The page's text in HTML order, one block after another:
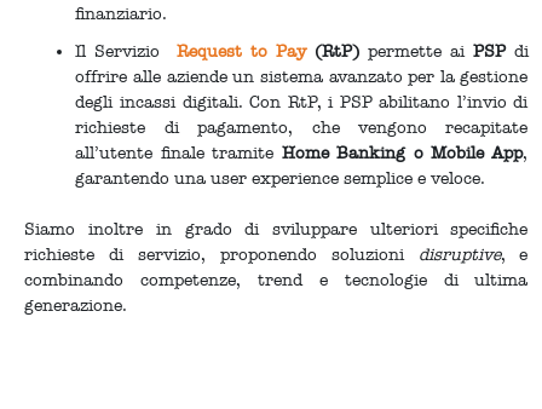
finanziario.
Il Servizio
Request to Pay(RtP)permette ai PSPdi
offrire alle aziende un sistema avanzato per la gestione
degli incassi digitali. Con RtP, i PSP abilitano l’invio di
richieste di pagamento, che vengono recapitate
all’utente finale tramite Home Banking o Mobile App,
garantendo una user experience semplice e veloce.
Siamo inoltre in grado di sviluppare ulteriori specifiche
richieste di servizio, proponendo soluzioni disruptive, e
combinando competenze, trend e tecnologie di ultima
generazione.